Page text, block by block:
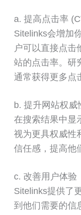
a. 提高点击率
Sitelinks会增加
户可以直接点击
站的点击率。研
通常获得更多点
b. 提升网站权威
在搜索结果中显
视为更具权威性
信任感，提高他
c. 改善用户体验
Sitelinks提供了
到他们需要的信